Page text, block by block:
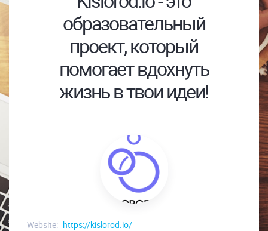
образовательный
проект, который
помогает вдохнуть
жизнь в твои идеи!
Website: https://kislorod.io/